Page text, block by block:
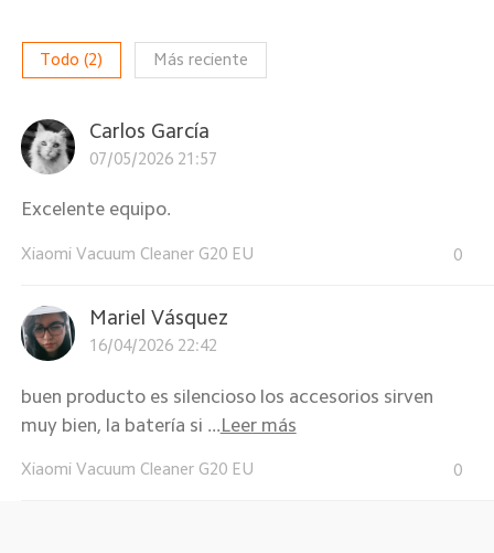
Todo (2) Más reciente
Carlos García
07/05/2026 21:57
Excelente equipo.
Xiaomi Vacuum Cleaner G20 EU 0
Mariel Vásquez
16/04/2026 22:42
buen producto es silencioso los accesorios sirven
muy bien, la batería si ...Leer más
Xiaomi Vacuum Cleaner G20 EU 0